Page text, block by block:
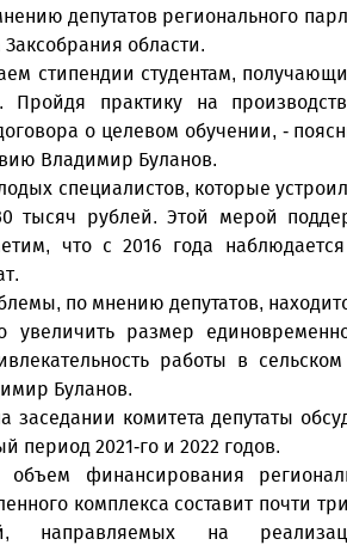
депутатов регионального
области.
стипендии студентам,
Пройдя практику на
о целевом обучении, -
Владимир Буланов.
специалистов, которые
тысяч рублей. Этой мерой
что с 2016 года
по мнению депутатов,
увеличить размер
работы в
Буланов.
заседании комитета депутаты
период 2021-го и 2022 годов.
финансирования
комплекса составит почти
направляемых на